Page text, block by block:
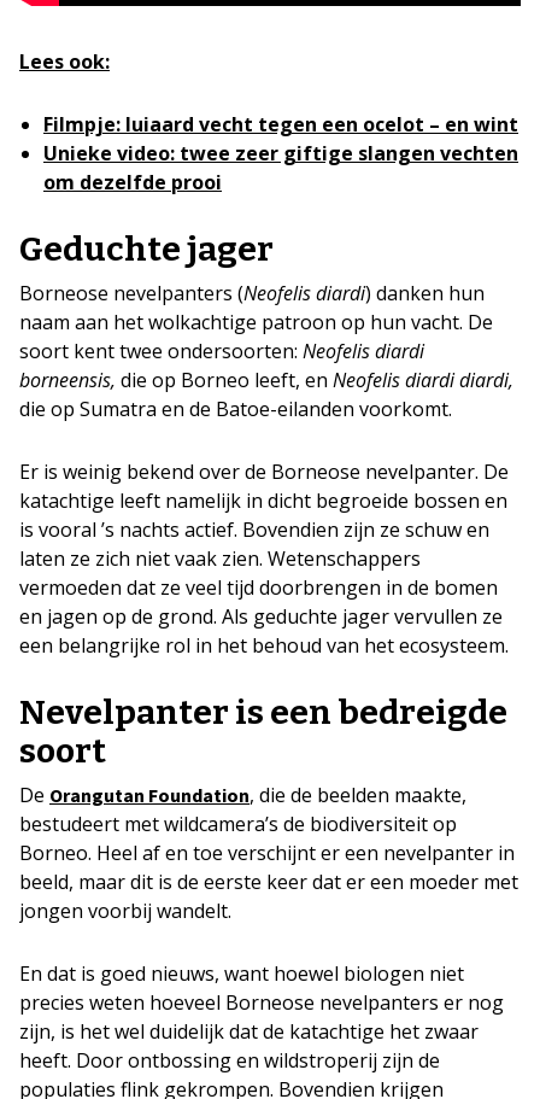
Lees ook:
Filmpje: luiaard vecht tegen een ocelot – en wint
Unieke video: twee zeer giftige slangen vechten
om dezelfde prooi
Geduchte jager
Borneose nevelpanters (Neofelis diardi) danken hun
naam aan het wolkachtige patroon op hun vacht. De
soort kent twee ondersoorten: Neofelis diardi
borneensis, die op Borneo leeft, en Neofelis diardi diardi,
die op Sumatra en de Batoe-eilanden voorkomt.
Er is weinig bekend over de Borneose nevelpanter. De
katachtige leeft namelijk in dicht begroeide bossen en
is vooral ’s nachts actief. Bovendien zijn ze schuw en
laten ze zich niet vaak zien. Wetenschappers
vermoeden dat ze veel tijd doorbrengen in de bomen
en jagen op de grond. Als geduchte jager vervullen ze
een belangrijke rol in het behoud van het ecosysteem.
Nevelpanter is een bedreigde
soort
De Orangutan Foundation, die de beelden maakte,
bestudeert met wildcamera’s de biodiversiteit op
Borneo. Heel af en toe verschijnt er een nevelpanter in
beeld, maar dit is de eerste keer dat er een moeder met
jongen voorbij wandelt.
En dat is goed nieuws, want hoewel biologen niet
precies weten hoeveel Borneose nevelpanters er nog
zijn, is het wel duidelijk dat de katachtige het zwaar
heeft. Door ontbossing en wildstroperij zijn de
populaties flink gekrompen. Bovendien krijgen